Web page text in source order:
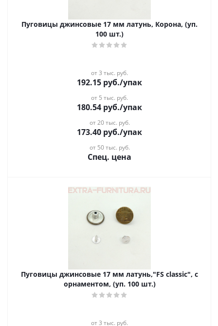
Пуговицы джинсовые 17 мм латунь, Корона, (уп.
100 шт.)
от 3 тыс. руб.
192.15 руб./упак
от 5 тыс. руб.
180.54 руб./упак
от 20 тыс. руб.
173.40 руб./упак
от 50 тыс. руб.
Спец. цена
Пуговицы джинсовые 17 мм латунь,"FS classic", с
орнаментом, (уп. 100 шт.)
от 3 тыс. руб.